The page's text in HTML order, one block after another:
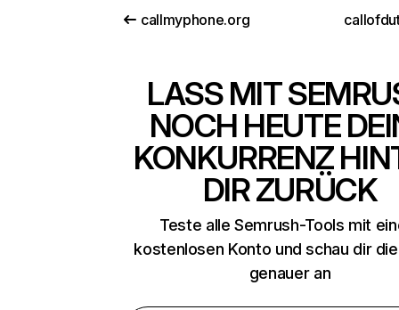
callmyphone.org
LASS MIT
NOCH HEUTE
KONKURRENZ
DIR ZURÜCK
Teste alle Semrush-Tools mit
kostenlosen Konto und schau dir
genauer an